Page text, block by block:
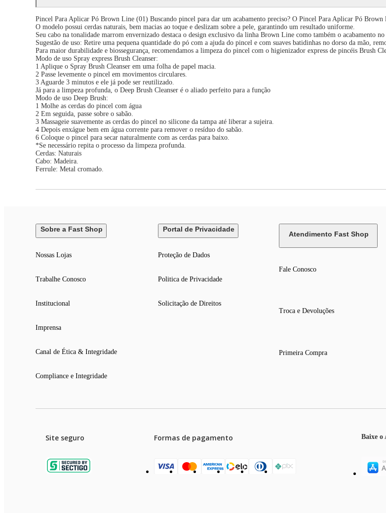
Pincel Para Aplicar Pó Brown Line (01) Buscando pincel para dar um acabamento preciso? O Pincel Para Aplicar Pó
O modelo possui cerdas naturais, bem macias ao toque e deslizam sobre a pele, garantindo um resultado uniforme.
Seu cabo na tonalidade marrom envernizado destaca o design exclusivo da linha Brown Line como também o acabamento
Sugestão de uso: Retire uma pequena quantidade do pó com a ajuda do pincel e com suaves batidinhas no dorso da mão,
Para maior durabilidade e biossegurança, recomendamos a limpeza do pincel com o higienizador express de pincéis Brush
Modo de uso Spray express Brush Cleanser:
1 Aplique o Spray Brush Cleanser em uma folha de papel macia.
2 Passe levemente o pincel em movimentos circulares.
3 Aguarde 3 minutos e ele já pode ser reutilizado.
Já para a limpeza profunda, o Deep Brush Cleanser é o aliado perfeito para a função
Modo de uso Deep Brush:
1 Molhe as cerdas do pincel com água
2 Em seguida, passe sobre o sabão.
3 Massageie suavemente as cerdas do pincel no silicone da tampa até liberar a sujeira.
4 Depois enxágue bem em água corrente para remover o resíduo do sabão.
6 Coloque o pincel para secar naturalmente com as cerdas para baixo.
*Se necessário repita o processo da limpeza profunda.
Cerdas: Naturais
Cabo: Madeira.
Ferrule: Metal cromado.
Sobre a Fast Shop
Nossas Lojas
Trabalhe Conosco
Institucional
Imprensa
Canal de Ética & Integridade
Compliance e Integridade
Portal de Privacidade
Proteção de Dados
Politica de Privacidade
Solicitação de Direitos
Atendimento Fast Shop
Fale Conosco
Troca e Devoluções
Primeira Compra
Site seguro Formas de pagamento Baixe o